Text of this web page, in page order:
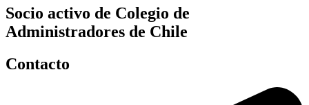
Socio activo de Colegio de
Administradores de Chile
Contacto